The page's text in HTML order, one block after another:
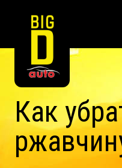
Как